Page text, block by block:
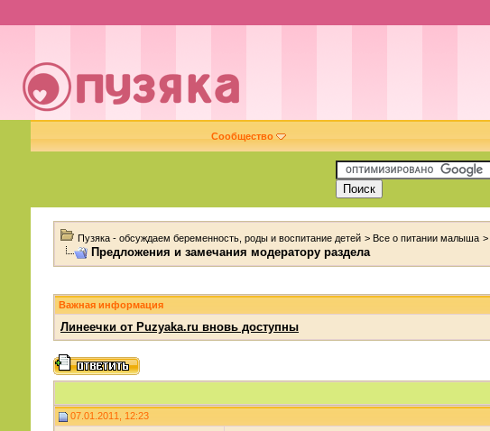
Сообщество
Пузяка - обсуждаем беременность, роды и воспитание детей > Все о питании малыша >
Предложения и замечания модератору раздела
Важная информация
Линеечки от Puzyaka.ru вновь доступны
07.01.2011, 12:23